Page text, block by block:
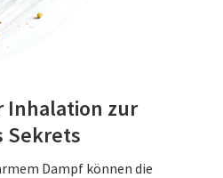
Inhalation zur
Sekrets
Dampf können die